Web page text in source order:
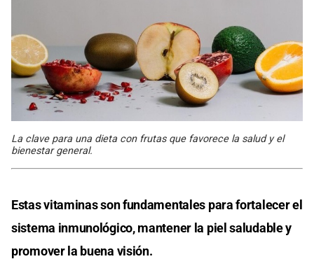
La clave para una dieta con frutas que favorece la salud y el
bienestar general.
Estas vitaminas son fundamentales para fortalecer el
sistema inmunológico, mantener la piel saludable y
promover la buena visión.